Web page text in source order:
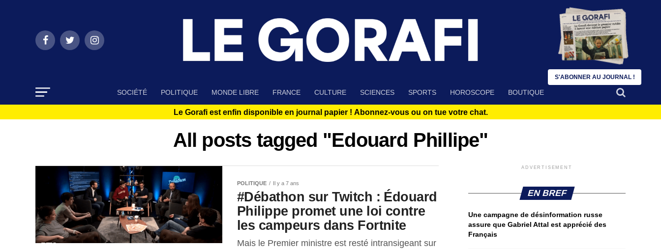
SOCIÉTÉ POLITIQUE MONDE LIBRE FRANCE CULTURE SCIENCES SPORTS HOROSCOPE BOUTIQUE
Le Gorafi est enfin disponible en journal papier ! Abonnez-vous ou on tue votre chat.
All posts tagged "Edouard Phillipe"
POLITIQUE Il y a 7 ans
#Débathon sur Twitch : Édouard
Philippe promet une loi contre
les campeurs dans Fortnite
Mais le Premier ministre est resté intransigeant sur
ADVERTISEMENT
EN BREF
Une campagne de désinformation russe
assure que Gabriel Attal est apprécié des
Français
S'ABONNER AU JOURNAL !